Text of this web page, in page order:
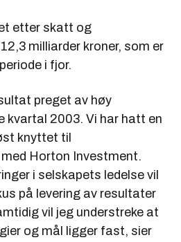
etter skatt og
milliarder kroner, som er
i fjor.
preget av høy
kvartal 2003. Vi har hatt en
knyttet til
Horton Investment.
i selskapets ledelse vil
på levering av resultater
vil jeg understreke at
og mål ligger fast, sier